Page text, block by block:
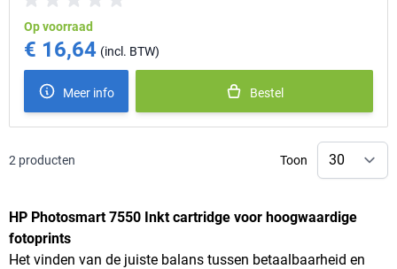
Op voorraad
€ 16,64
Meer info Bestel
2 producten Toon
HP Photosmart 7550 Inkt cartridge voor hoogwaardige
fotoprints
Het vinden van de juiste balans tussen betaalbaarheid en